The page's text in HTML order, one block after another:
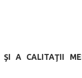
ŞI A CALITAŢII